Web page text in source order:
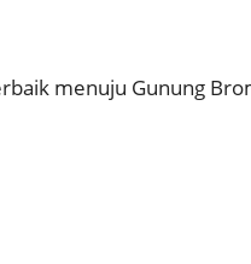
menuju Gunung